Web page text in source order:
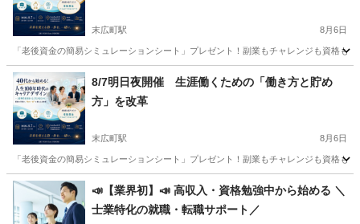
末広町駅 8月6日
「老後資金の簡易シミュレーションシート」プレゼント！副業もチャレンジも資格
東京 千代田区 末広町駅 その他 60代
8/7明日夜開催 生涯働くための「働き方と貯め
方」を改革
末広町駅 8月6日
「老後資金の簡易シミュレーションシート」プレゼント！副業もチャレンジも資格
東京 千代田区 末広町駅 その他 お金
📣【業界初】📣 高収入・資格勉強中から始める ＼
士業特化の就職・転職サポート／